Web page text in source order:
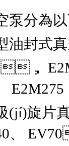
泵分為
封式真
，
E2M275
(jí)旋片